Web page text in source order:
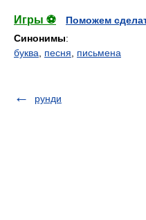
Игры ⚽
Поможем
Синонимы:
буква, песня, письмена
рунди